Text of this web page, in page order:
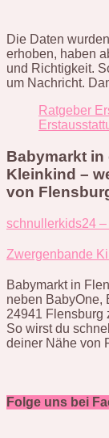
Die Daten
erhoben, haben
und Richtigkeit.
um Nachricht.
Ratgeber
Babymarkt in
Kleinkind –
von
schnullerkids24
Zwergenbande
Babymarkt in
neben BabyOne,
24941 Flensburg
So wirst du
deiner Nähe von
Folge uns bei